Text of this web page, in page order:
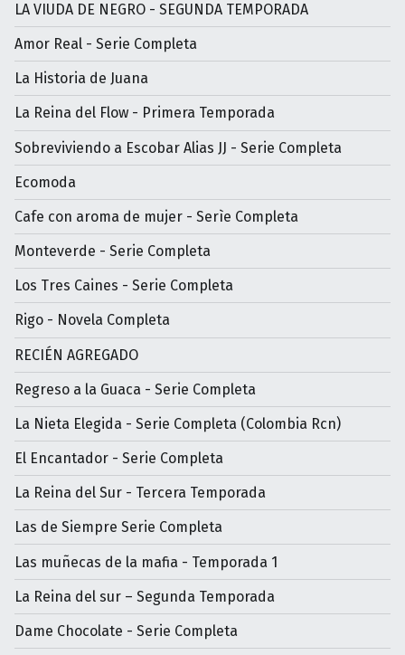
LA VIUDA DE NEGRO - SEGUNDA TEMPORADA
Amor Real - Serie Completa
La Historia de Juana
La Reina del Flow - Primera Temporada
Sobreviviendo a Escobar Alias JJ - Serie Completa
Ecomoda
Cafe con aroma de mujer - Serìe Completa
Monteverde - Serie Completa
Los Tres Caines - Serie Completa
Rigo - Novela Completa
RECIÉN AGREGADO
Regreso a la Guaca - Serie Completa
La Nieta Elegida - Serie Completa (Colombia Rcn)
El Encantador - Serie Completa
La Reina del Sur - Tercera Temporada
Las de Siempre Serie Completa
Las muñecas de la mafia - Temporada 1
La Reina del sur – Segunda Temporada
Dame Chocolate - Serie Completa